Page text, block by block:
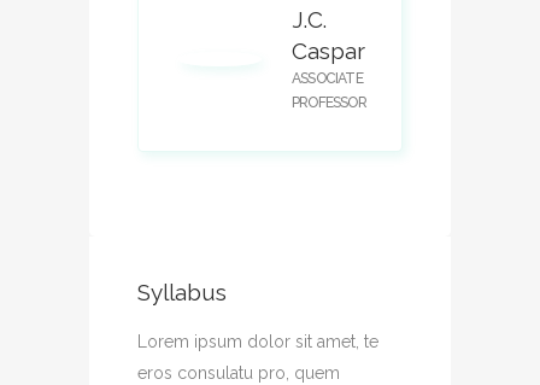
J.C.
Caspar
ASSOCIATE
PROFESSOR
Syllabus
Lorem ipsum dolor sit amet, te
eros consulatu pro, quem